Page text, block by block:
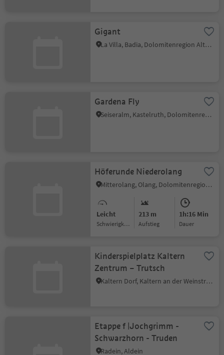
Gigant
La Villa, Badia, Dolomitenregion Alta Badia
Gardena Fly
Seiseralm, Kastelruth, Dolomitenregion Seiser Alm
Höferunde Niederolang
Mitterolang, Olang, Dolomitenregion Kronplatz
Leicht
Schwierigkeitsgrad
213 m
Aufstieg
1h:16 Min
Dauer
Kinderspielplatz Kaltern
Zentrum – Trutsch
Kaltern Dorf, Kaltern an der Weinstraße, Südtiroler Weinstraße
Etappe f |Jochgrimm -
Schwarzhorn - Truden
Radein, Aldein